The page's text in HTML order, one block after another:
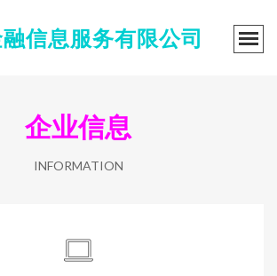
信息服务有限公司
企业信息
INFORMATION